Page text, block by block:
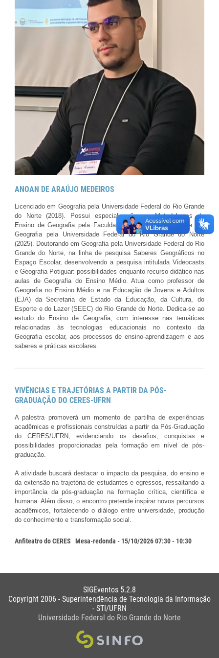
ANOAN DE ARAÚJO MEDEIROS
Licenciado em Geografia pela Universidade Federal do Rio Grande
do Norte (2018). Possui especialização em Metodologias do
Ensino de Geografia pela Faculdade Unyleia (2024). Mestre em
Geografia pela Universidade Federal do Rio Grande do Norte
(2025). Doutorando em Geografia pela Universidade Federal do Rio
Grande do Norte, na linha de pesquisa Saberes Geográficos no
Espaço Escolar, desenvolvendo a pesquisa intitulada Videocasts
e Geografia Potiguar: possibilidades enquanto recurso didático nas
aulas de Geografia do Ensino Médio. Atua como professor de
Geografia no Ensino Médio e na Educação de Jovens e Adultos
(EJA) da Secretaria de Estado da Educação, da Cultura, do
Esporte e do Lazer (SEEC) do Rio Grande do Norte. Dedica-se ao
estudo do Ensino de Geografia, com interesse nas temáticas
relacionadas às tecnologias educacionais no contexto da
Geografia escolar, aos processos de ensino-aprendizagem e aos
saberes e práticas escolares.
VIVÊNCIAS E TRAJETÓRIAS A PARTIR DA PÓS-
GRADUAÇÃO DO CERES-UFRN
A palestra promoverá um momento de partilha de experiências
acadêmicas e profissionais construídas a partir da Pós-Graduação
do CERES/UFRN, evidenciando os desafios, conquistas e
possibilidades proporcionadas pela formação em nível de pós-
graduação.
A atividade buscará destacar o impacto da pesquisa, do ensino e
da extensão na trajetória de estudantes e egressos, ressaltando a
importância da pós-graduação na formação crítica, científica e
humana. Além disso, o encontro pretende inspirar novos percursos
acadêmicos, fortalecendo o diálogo entre universidade, produção
do conhecimento e transformação social.
Anfiteatro do CERES Mesa-redonda - 15/10/2026 07:30 - 10:30
SIGEventos 5.2.8
Copyright 2006 - Superintendência de Tecnologia da Informação
- STI/UFRN
Universidade Federal do Rio Grande do Norte